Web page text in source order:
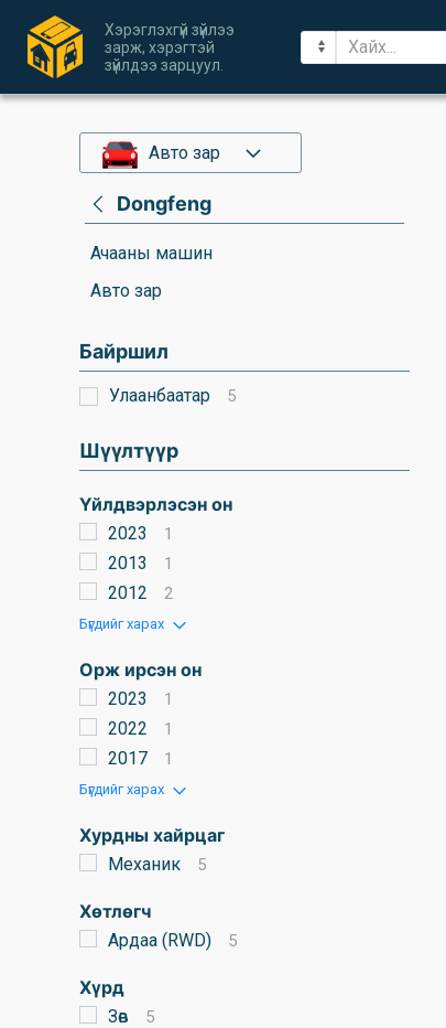
Хэрэглэхгүй зүйлээ
зарж, хэрэгтэй
зүйлдээ зарцуул.
Авто зар
Dongfeng
Ачааны машин
Авто зар
Байршил
Улаанбаатар 5
Шүүлтүүр
Үйлдвэрлэсэн он
2023 1
2013 1
2012 2
Бүгдийг харах
Орж ирсэн он
2023 1
2022 1
2017 1
Бүгдийг харах
Хурдны хайрцаг
Механик 5
Хөтлөгч
Ардаа (RWD) 5
Хүрд
Зөв 5